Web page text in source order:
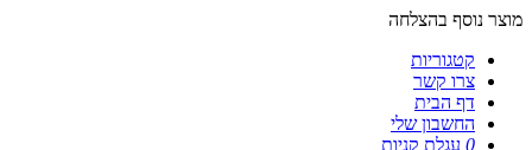
מוצר נוסף בהצלחה
קטגוריות
צרו קשר
דף הבית
החשבון שלי
0 עגלת קניות